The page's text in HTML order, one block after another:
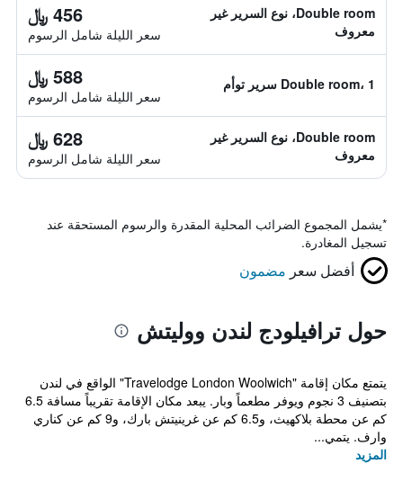
Double room، نوع السرير غير
معروف
456 ﷼
سعر الليلة شامل الرسوم
Double room، 1 سرير توأم 588 ﷼
سعر الليلة شامل الرسوم
Double room، نوع السرير غير
معروف
628 ﷼
سعر الليلة شامل الرسوم
*يشمل المجموع الضرائب المحلية المقدرة والرسوم المستحقة عند
تسجيل المغادرة.
أفضل سعر مضمون
حول ترافيلودج لندن ووليتش
يتمتع مكان إقامة "Travelodge London Woolwich" الواقع في لندن
بتصنيف 3 نجوم ويوفر مطعماً وبار. يبعد مكان الإقامة تقريباً مسافة 6.5
كم عن محطة بلاكهيث، و6.5 كم عن غرينيتش بارك، و9 كم عن كناري
وارف. يتمي...
المزيد